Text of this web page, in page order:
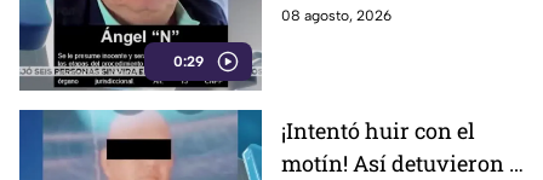
0:29
Ayotzinapa
08 agosto, 2026
¡Intentó huir con el
motín! Así detuvieron a